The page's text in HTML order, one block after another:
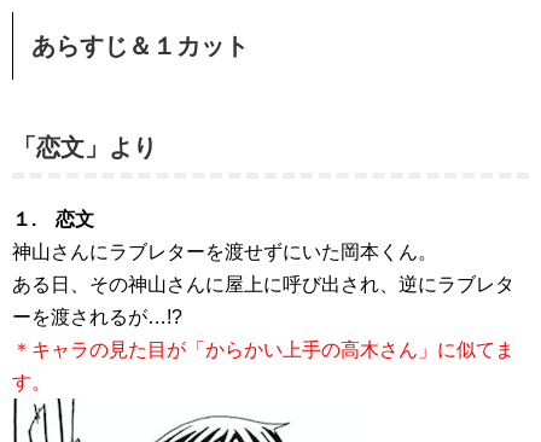
あらすじ＆１カット
「恋文」より
１. 恋文
神山さんにラブレターを渡せずにいた岡本くん。
ある日、その神山さんに屋上に呼び出され、逆にラブレタ
ーを渡されるが…!?
＊キャラの見た目が「からかい上手の高木さん」に似てま
す。